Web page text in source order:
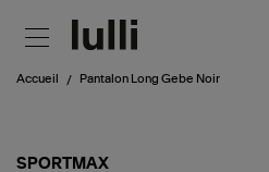
Accueil Pantalon Long Gebe Noir
SPORTMAX